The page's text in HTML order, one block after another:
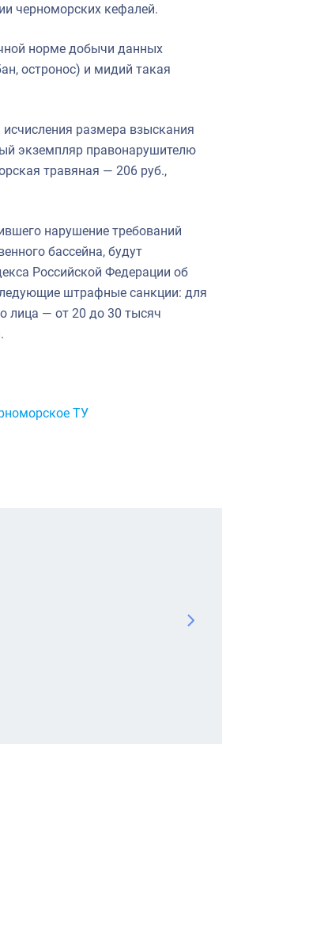
черноморских кефалей.
норме добычи данных
остронос) и мидий такая
размера взыскания
экземпляр правонарушителю
травяная — 206 руб.,
нарушение требований
бассейна, будут
Российской Федерации об
штрафные санкции: для
лица — от 20 до 30 тысяч
ТУ